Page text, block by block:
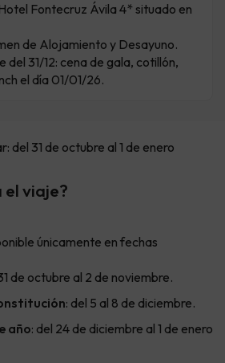
Fontecruz Ávila 4* situado en
de Alojamiento y Desayuno.
del 31/12: cena de gala, cotillón,
el día 01/01/26.
del 31 de octubre al 1 de enero
el viaje?
únicamente en fechas
de octubre al 2 de noviembre.
: del 5 al 8 de diciembre.
año: del 24 de diciembre al 1 de enero